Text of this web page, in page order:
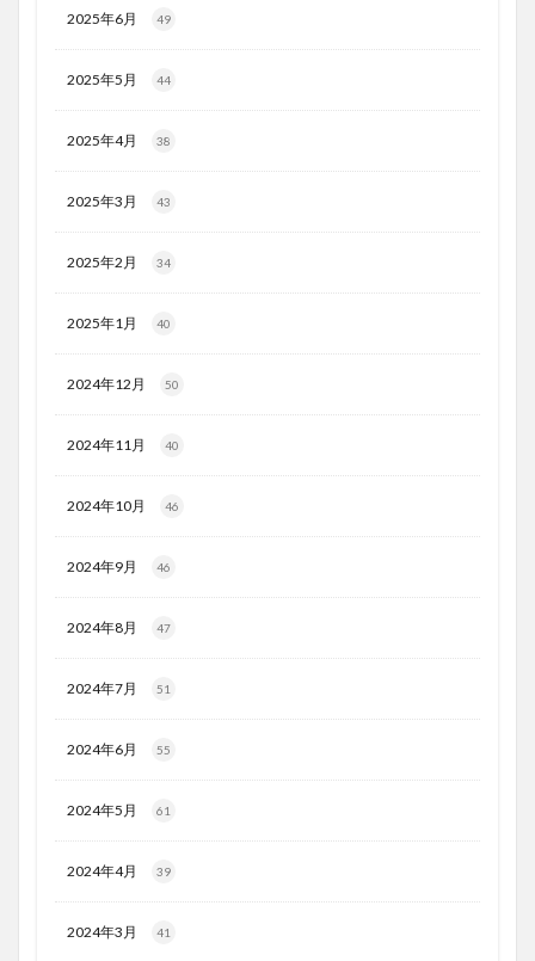
2025年6月 49
2025年5月 44
2025年4月 38
2025年3月 43
2025年2月 34
2025年1月 40
2024年12月 50
2024年11月 40
2024年10月 46
2024年9月 46
2024年8月 47
2024年7月 51
2024年6月 55
2024年5月 61
2024年4月 39
2024年3月 41